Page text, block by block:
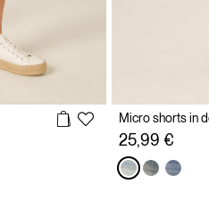
Micro shorts in
25,99 €